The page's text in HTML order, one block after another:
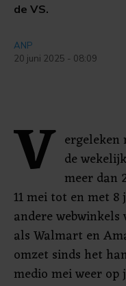
de VS.
ANP
20 juni 2025 - 08:09
V ergeleken
de
meer dan
11 mei tot en met
andere
als Walmart en
omzet sinds het
medio mei weer op